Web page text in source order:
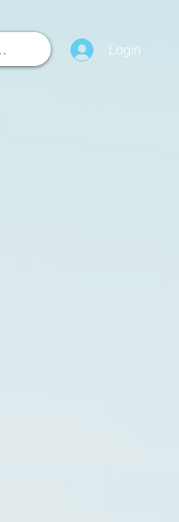
Login